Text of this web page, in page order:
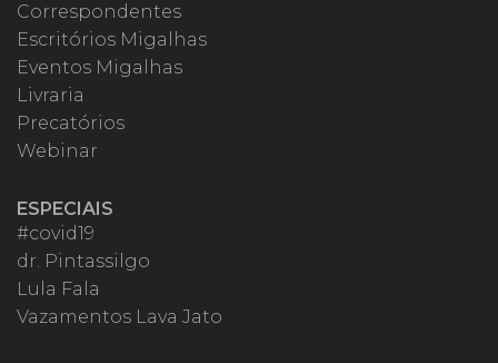
Correspondentes
Escritórios Migalhas
Eventos Migalhas
Livraria
Precatórios
Webinar
ESPECIAIS
#covid19
dr. Pintassilgo
Lula Fala
Vazamentos Lava Jato